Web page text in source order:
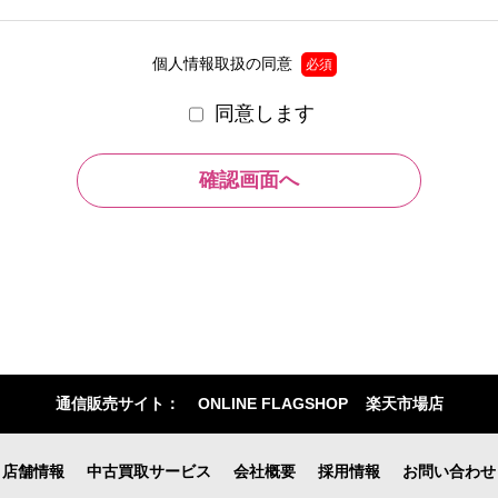
、お客様の個人情報を当該本人の同意を得ず第三者に提供することは
スを提供するために業務の一部を外部に委託しており、業務委託先
個人情報取扱の同意 必須
同意します
通信販売サイト： ONLINE FLAGSHOP 楽天市場店
店舗情報 中古買取サービス 会社概要 採用情報 お問い合わせ